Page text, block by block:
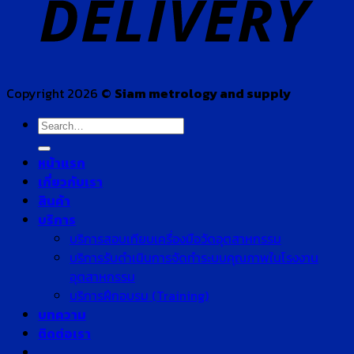
Copyright 2026 © Siam metrology and supply
Search
for:
หน้าแรก
เกี่ยวกับเรา
สินค้า
บริการ
บริการสอบเทียบเครื่องมือวัดอุตสาหกรรม
บริการรับดำเนินการจัดทำระบบคุณภาพในโรงงาน
อุตสาหกรรม
บริการฝึกอบรม (Training)
บทความ
ติดต่อเรา